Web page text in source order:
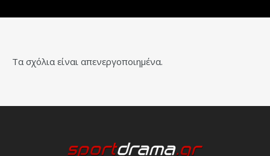
Τα σχόλια είναι απενεργοποιημένα.